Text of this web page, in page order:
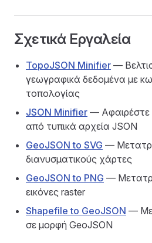
Σχετικά Εργαλεία
TopoJSON Minifier —
γεωγραφικά δεδομένα με
τοπολογίας
JSON Minifier — Αφαιρέστε
από τυπικά αρχεία JSON
GeoJSON to SVG —
διανυσματικούς χάρτες
GeoJSON to PNG —
εικόνες raster
Shapefile to GeoJSON —
σε μορφή GeoJSON